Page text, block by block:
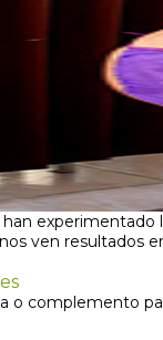
experimentado
ven resultados
o complemento